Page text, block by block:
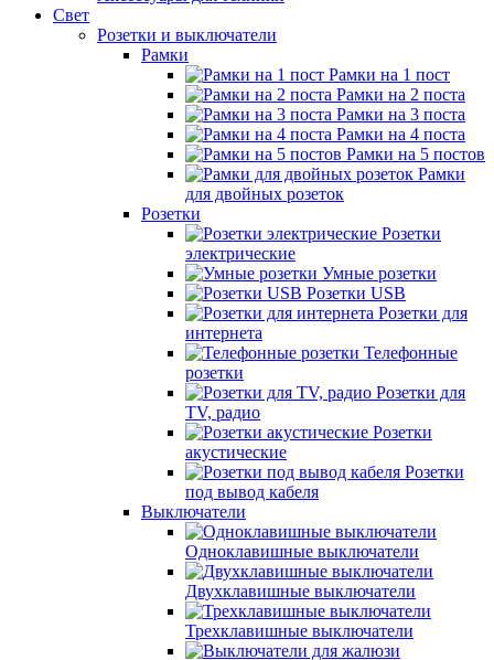
Свет
Розетки и выключатели
Рамки
Рамки на 1 пост
Рамки на 2 поста
Рамки на 3 поста
Рамки на 4 поста
Рамки на 5 постов
Рамки
для двойных розеток
Розетки
Розетки
электрические
Умные розетки
Розетки USB
Розетки для
интернета
Телефонные
розетки
Розетки для
TV, радио
Розетки
акустические
Розетки
под вывод кабеля
Выключатели
Одноклавишные выключатели
Двухклавишные выключатели
Трехклавишные выключатели